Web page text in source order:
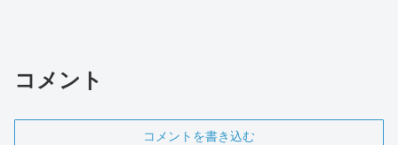
コメント
コメントを書き込む